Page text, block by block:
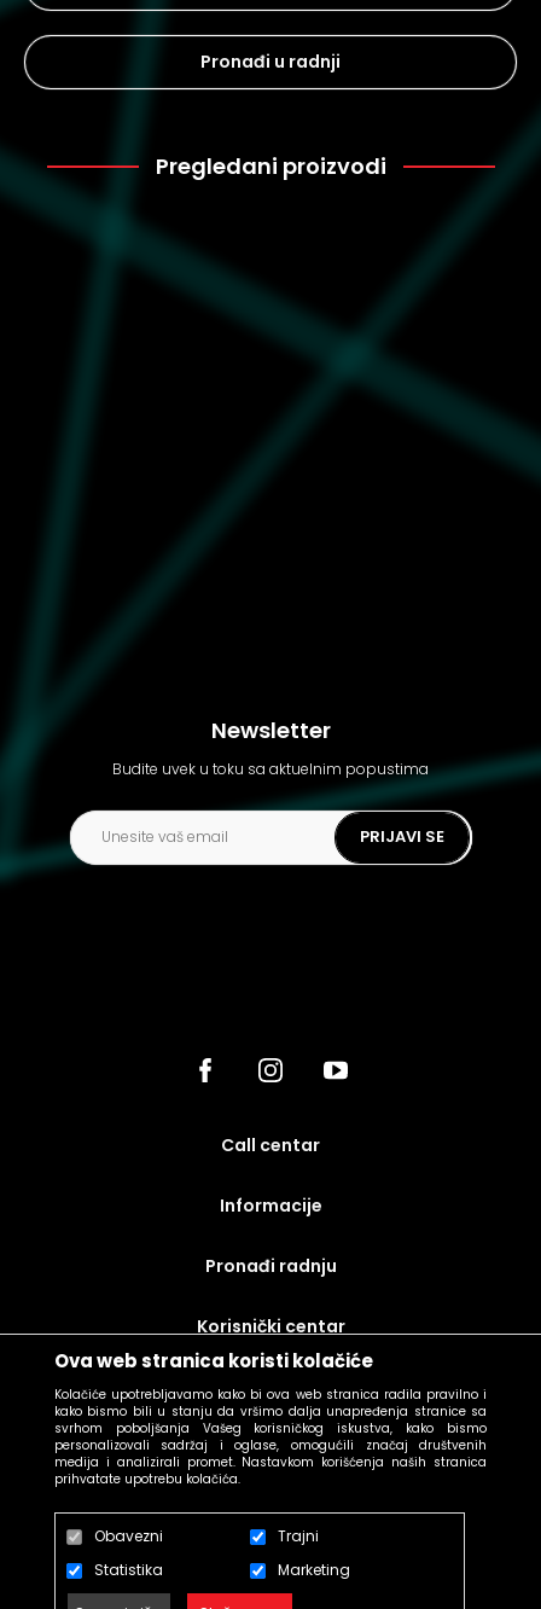
Ova web stranica koristi kolačiće
Kolačiće upotrebljavamo kako bi ova web stranica radila pravilno i
kako bismo bili u stanju da vršimo dalja unapređenja stranice sa
svrhom poboljšanja Vašeg korisničkog iskustva, kako bismo
personalizovali sadržaj i oglase, omogućili značaj društvenih
medija i analizirali promet. Nastavkom korišćenja naših stranica
prihvatate upotrebu kolačića.
Obavezni
Trajni
Statistika
Marketing
Pronađi u radnji
Pregledani proizvodi
Newsletter
Budite uvek u toku sa aktuelnim popustima
PRIJAVI SE
call centar
Informacije
Pronađi radnju
korisnički centar
uslovi prodaje